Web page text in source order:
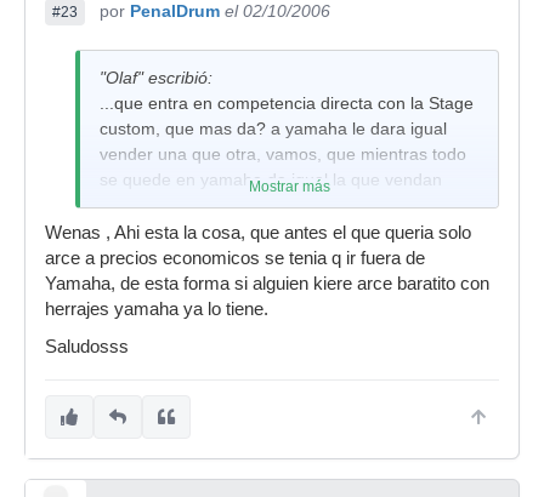
#23 por PenalDrum el 02/10/2006
"Olaf" escribió:
...que entra en competencia directa con la Stage
custom, que mas da? a yamaha le dara igual
vender una que otra, vamos, que mientras todo
se quede en yamaha da igual la que vendan
Mostrar más
Wenas , Ahi esta la cosa, que antes el que queria solo
arce a precios economicos se tenia q ir fuera de
Yamaha, de esta forma si alguien kiere arce baratito con
herrajes yamaha ya lo tiene.
Saludosss